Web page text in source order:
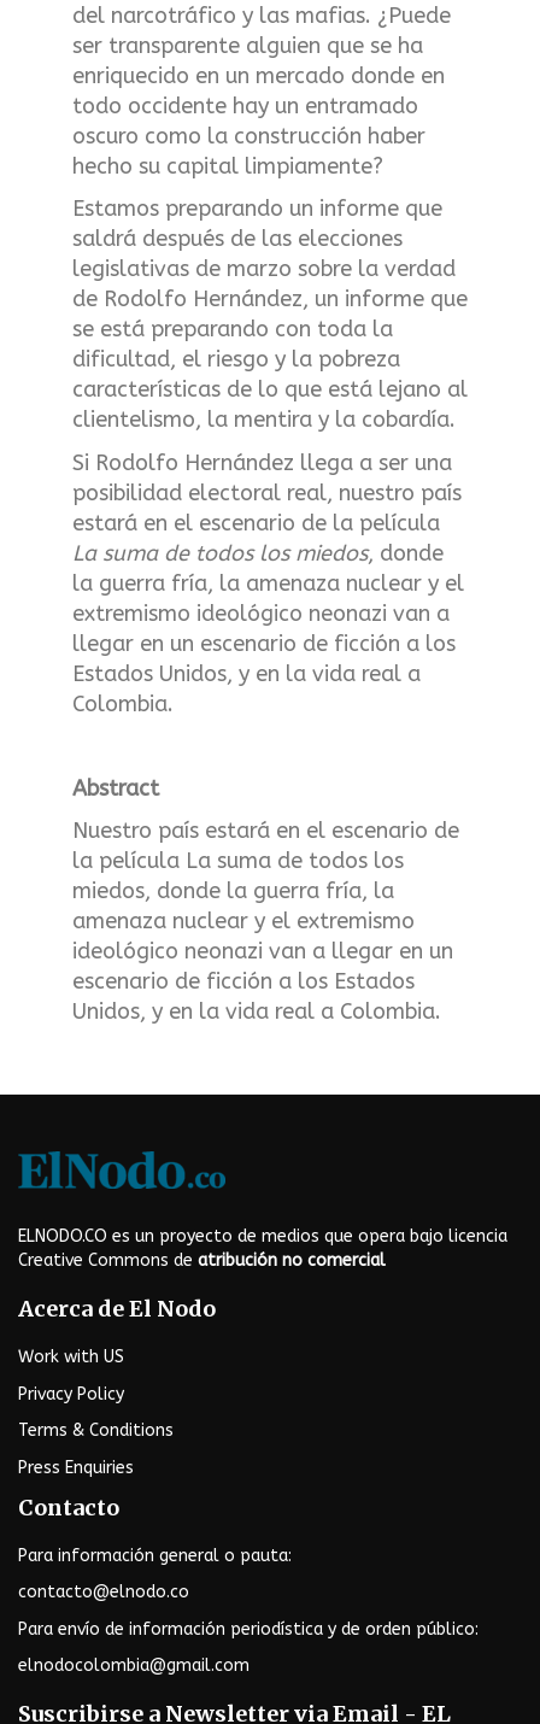
del narcotráfico y las mafias. ¿Puede
ser transparente alguien que se ha
enriquecido en un mercado donde en
todo occidente hay un entramado
oscuro como la construcción haber
hecho su capital limpiamente?
Estamos preparando un informe que
saldrá después de las elecciones
legislativas de marzo sobre la verdad
de Rodolfo Hernández, un informe que
se está preparando con toda la
dificultad, el riesgo y la pobreza
características de lo que está lejano al
clientelismo, la mentira y la cobardía.
Si Rodolfo Hernández llega a ser una
posibilidad electoral real, nuestro país
estará en el escenario de la película
La suma de todos los miedos, donde
la guerra fría, la amenaza nuclear y el
extremismo ideológico neonazi van a
llegar en un escenario de ficción a los
Estados Unidos, y en la vida real a
Colombia.
Abstract
Nuestro país estará en el escenario de
la película La suma de todos los
miedos, donde la guerra fría, la
amenaza nuclear y el extremismo
ideológico neonazi van a llegar en un
escenario de ficción a los Estados
Unidos, y en la vida real a Colombia.
ELNODO.CO es un proyecto de medios que opera bajo licencia
Creative Commons de atribución no comercial
Acerca de El Nodo
Work with US
Privacy Policy
Terms & Conditions
Press Enquiries
Contacto
Para información general o pauta:
contacto@elnodo.co
Para envío de información periodística y de orden público:
elnodocolombia@gmail.com
Suscribirse a Newsletter via Email - EL